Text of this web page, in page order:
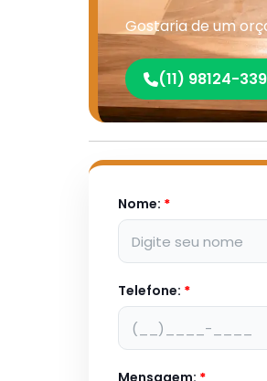
Gostaria de um
(11) 98124-
Nome: *
Telefone: *
Mensagem: *